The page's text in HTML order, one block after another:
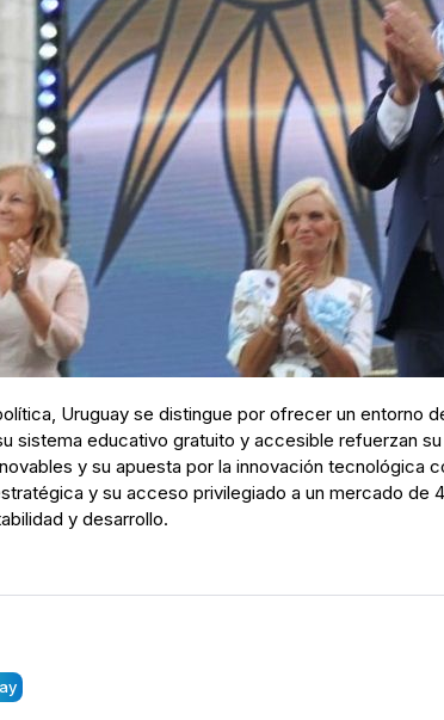
Uruguay se distingue por ofrecer un entorno
sistema educativo gratuito y accesible refuerzan
y su apuesta por la innovación tecnológica
y su acceso privilegiado a un mercado
y desarrollo.